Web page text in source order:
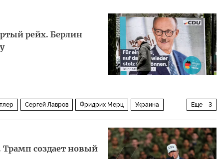
рейх. Берлин
Еще 3
Сергей Лавров Фридрих Мерц Украина
Трамп создает новый